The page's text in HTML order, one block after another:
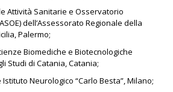
Attività Sanitarie e Osservatorio
dell’Assessorato Regionale della
Palermo;
Biomediche e Biotecnologiche
Studi di Catania, Catania;
Istituto Neurologico “Carlo Besta”, Milano;